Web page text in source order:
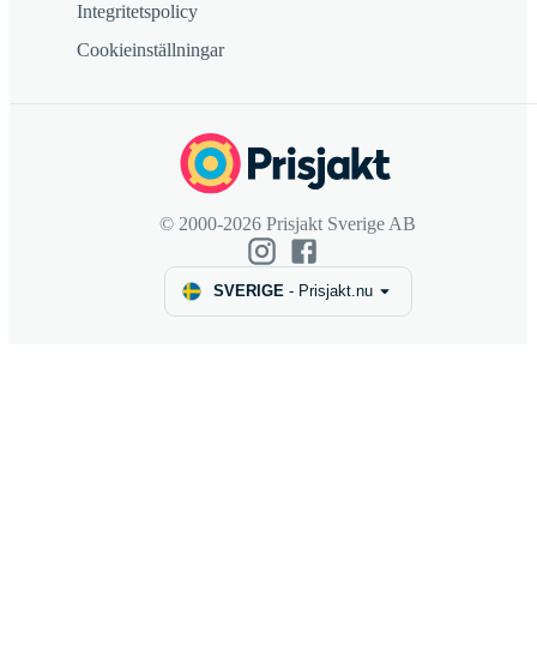
Integritetspolicy
Cookieinställningar
© 2000-2026 Prisjakt Sverige AB
SVERIGE- Prisjakt.nu